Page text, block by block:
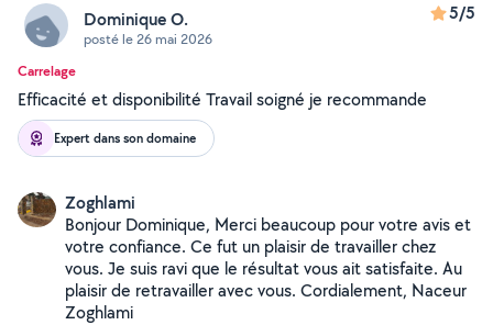
Dominique O.
posté le 26 mai 2026
5/5
Carrelage
Efficacité et disponibilité Travail soigné je recommande
Expert dans son domaine
Zoghlami
Bonjour Dominique, Merci beaucoup pour votre avis et
votre confiance. Ce fut un plaisir de travailler chez
vous. Je suis ravi que le résultat vous ait satisfaite. Au
plaisir de retravailler avec vous. Cordialement, Naceur
Zoghlami